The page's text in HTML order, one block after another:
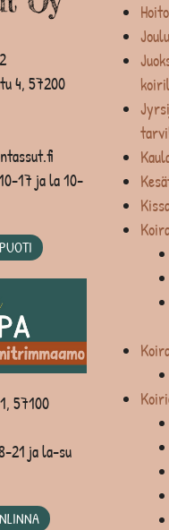
4, 57200
17 ja la 10-
57100
21 ja la-su